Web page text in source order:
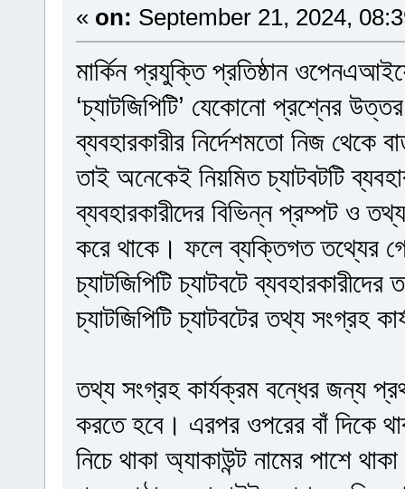
« on: September 21, 2024,
মার্কিন প্রযুক্তি প্রতিষ্ঠান
‘চ্যাটজিপিটি’ যেকোনো প্রশ্নের
ব্যবহারকারীর নির্দেশমতো নিজ থেকে
তাই অনেকেই নিয়মিত চ্যাটবটটি
ব্যবহারকারীদের বিভিন্ন প্রম্পট ও
করে থাকে। ফলে ব্যক্তিগত তথ্যের
চ্যাটজিপিটি চ্যাটবটে
চ্যাটজিপিটি চ্যাটবটের তথ্য সংগ্রহ
তথ্য সংগ্রহ কার্যক্রম বন্ধের জন্য
করতে হবে। এরপর ওপরের বাঁ দিকে
নিচে থাকা অ্যাকাউন্ট নামের পাশে